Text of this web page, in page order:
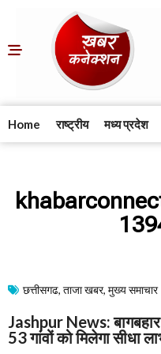
Home राष्ट्रीय मध्य प्रदेश
छत्तीसगढ, ताजा खबर, मुख्य समाचार​
Jashpur News:
53 गांवों को मिलेगा सीधा